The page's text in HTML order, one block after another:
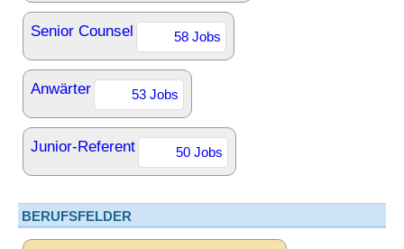
Senior Counsel 58 Jobs
Anwärter 53 Jobs
Junior-Referent 50 Jobs
BERUFSFELDER